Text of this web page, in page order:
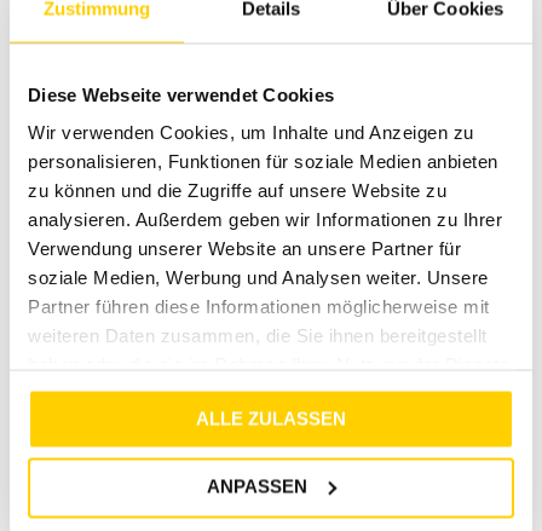
Zustimmung Details Über Cookies
Diese Webseite verwendet Cookies
Wir verwenden Cookies, um Inhalte und Anzeigen zu
personalisieren, Funktionen für soziale Medien anbieten
zu können und die Zugriffe auf unsere Website zu
analysieren. Außerdem geben wir Informationen zu Ihrer
Verwendung unserer Website an unsere Partner für
soziale Medien, Werbung und Analysen weiter. Unsere
Partner führen diese Informationen möglicherweise mit
weiteren Daten zusammen, die Sie ihnen bereitgestellt
gesammelt haben.
ALLE ZULASSEN
ANPASSEN
EIGHT 2 NINE
34 ,99 €29 99 € 49, 99 99
EIGHT 2 NINE
EIGHT 2 NINE